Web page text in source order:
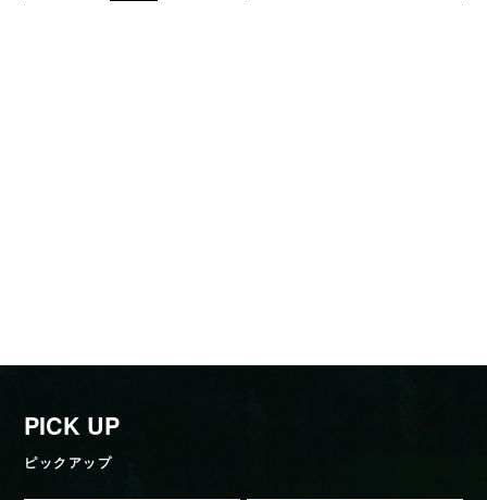
PICK UP
ピックアップ